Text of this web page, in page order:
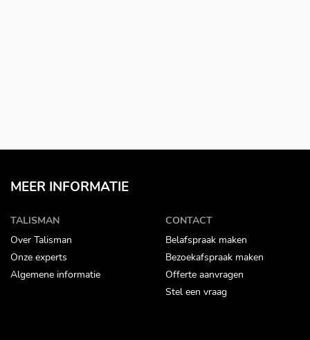
MEER INFORMATIE
TALISMAN
Over Talisman
Onze experts
Algemene informatie
CONTACT
Belafspraak maken
Bezoekafspraak maken
Offerte aanvragen
Stel een vraag